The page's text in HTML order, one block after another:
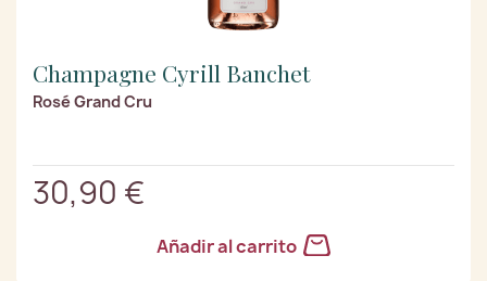
Champagne Cyrill Banchet
Rosé Grand Cru
30,90 €
Añadir al carrito